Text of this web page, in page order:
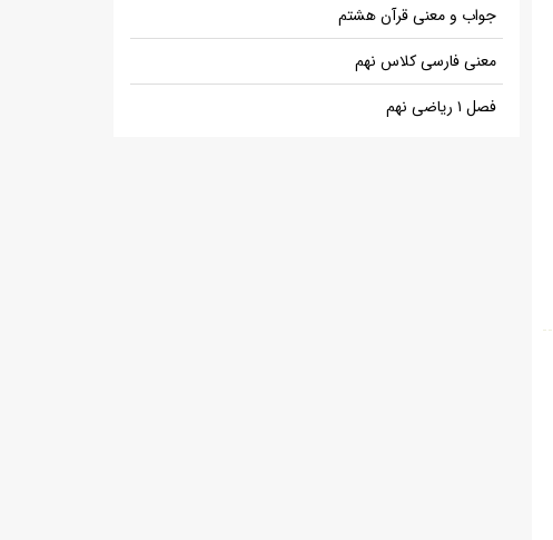
جواب و معنی قرآن هشتم
معنی فارسی کلاس نهم
فصل ۱ ریاضی نهم